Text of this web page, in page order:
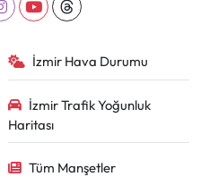
İzmir Hava Durumu
İzmir Trafik Yoğunluk
Haritası
Tüm Manşetler